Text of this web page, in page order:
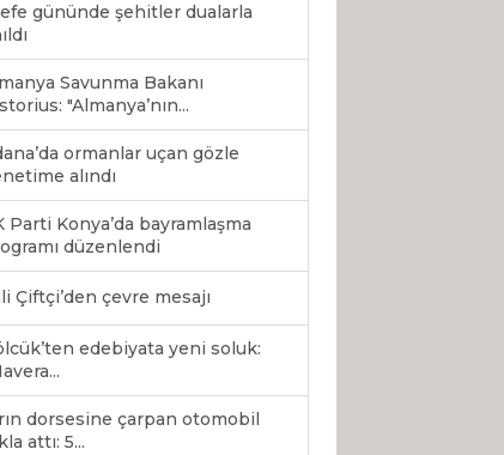
gününde şehitler dualarla
Savunma Bakanı
"Almanya’nın...
ormanlar uçan gözle
alındı
Parti Konya’da bayramlaşma
düzenlendi
Çiftçi’den çevre mesajı
edebiyata yeni soluk:
dorsesine çarpan otomobil
attı: 5...